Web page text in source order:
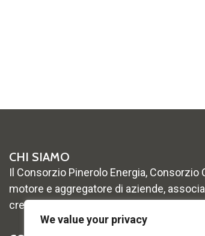
We value your privacy
CHI SIAMO
Il Consorzio Pinerolo Energia, Consorzio
motore e aggregatore di aziende,
crescita e lo sviluppo del territorio